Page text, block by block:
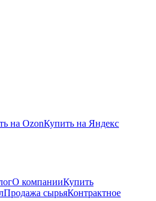
на OzonКупить на Яндекс
О компанииКупить
Продажа сырьяКонтрактное